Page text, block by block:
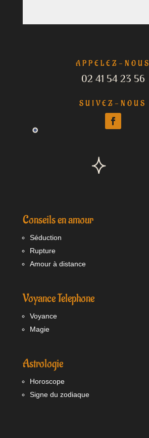
APPELEZ-NOUS
02 41 54 23 56
SUIVEZ-NOUS
Conseils en amour
Séduction
Rupture
Amour à distance
Voyance Telephone
Voyance
Magie
Astrologie
Horoscope
Signe du zodiaque